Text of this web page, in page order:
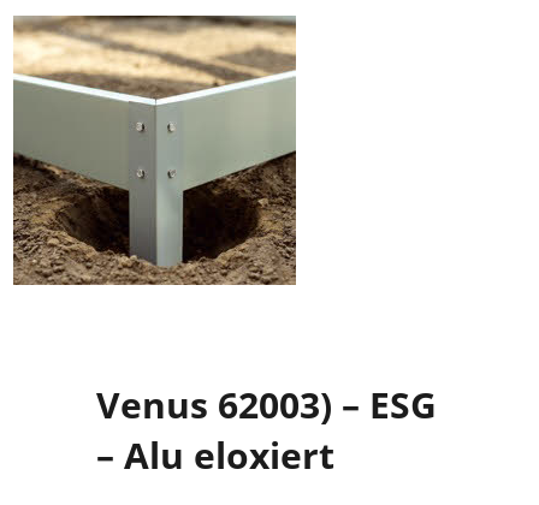
Venus 62003) – ESG
– Alu eloxiert